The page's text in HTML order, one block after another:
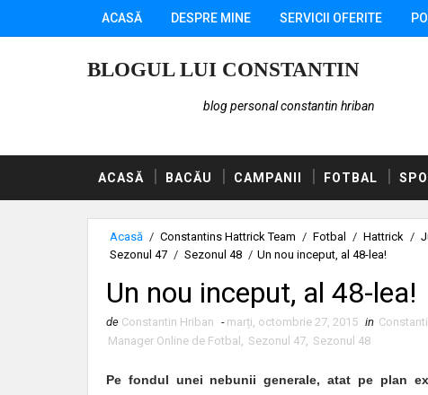
ACASĂ DESPRE MINE SERVICII OFERITE
BLOGUL LUI CONSTANTIN
blog personal constantin hriban
ACASĂ BACĂU CAMPANII FOTBAL
Acasă / Constantins Hattrick Team / Fotbal / Hattrick /
Sezonul 47 / Sezonul 48 / Un nou inceput, al 48-lea!
Un nou inceput, al 48-lea!
de Constantin Hriban - marți, octombrie 27, 2015 in
Manager Online de Fotbal , Sezonul 47, Sezonul 48
Pe fondul unei nebunii generale, atat pe plan